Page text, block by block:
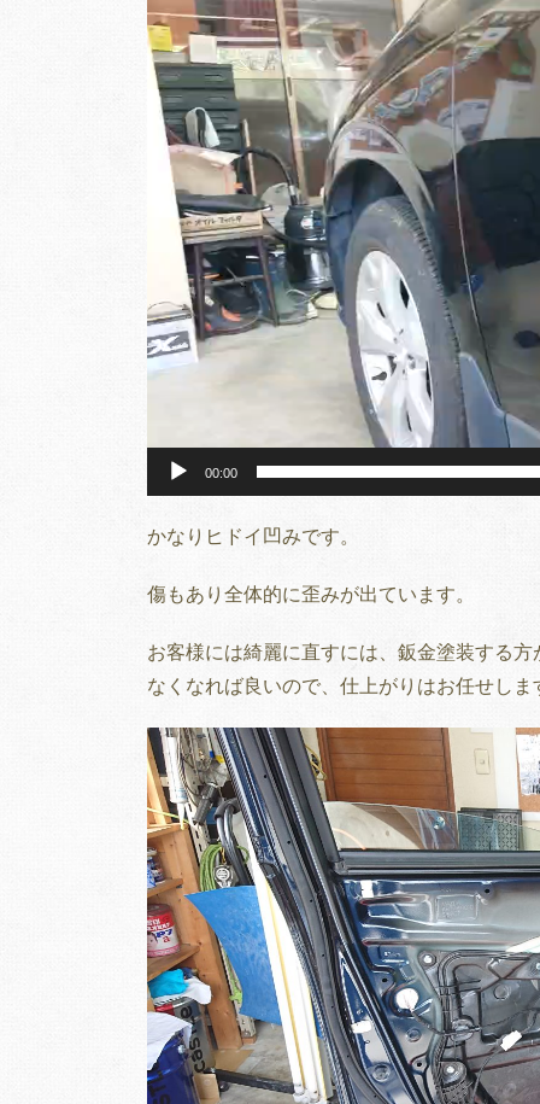
画
プ
レ
ー
00:00
かなりヒドイ凹みです。
傷もあり全体的に歪みが出ています。
お客様には綺麗に直すには、鈑金塗装する
なくなれば良いので、仕上がりはお任せし